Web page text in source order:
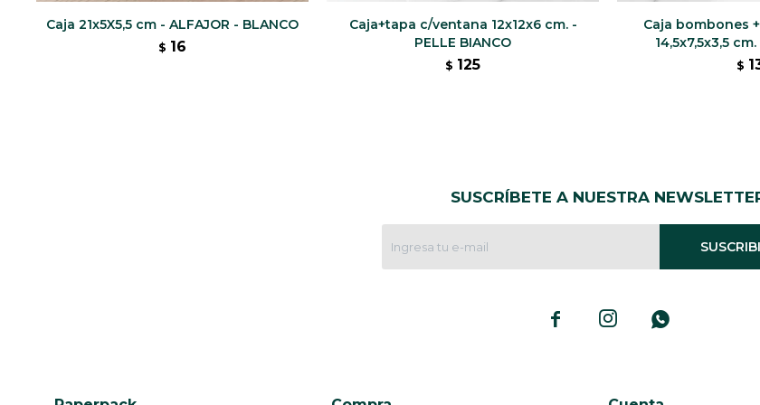
Caja 21x5X5,5 cm - ALFAJOR - BLANCO
$ 16
Caja+tapa c/ventana 12x12x6 cm. -
PELLE BIANCO
$ 125
Caja bombones
14,5x7,5x3,5
$
SUSCRÍBETE A NUESTRA
  